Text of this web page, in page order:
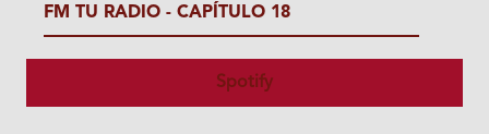
FM TU RADIO - CAPÍTULO 18
Spotify